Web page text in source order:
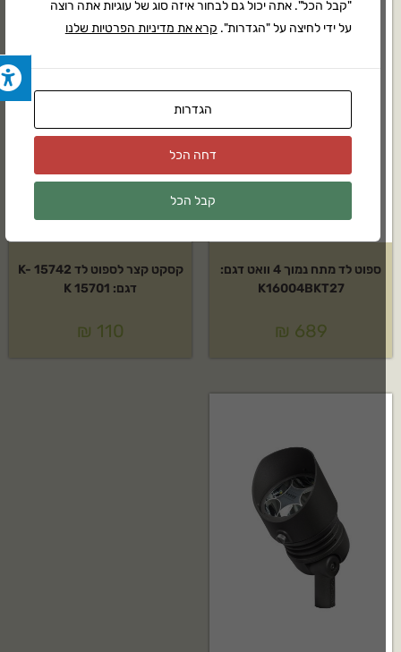
ספוט לד מתח נמוך 4 וואט דגם:
K16004BKT27
₪689
קסקט קצר לספוט לד K- 15742
דגם: K 15701
₪110
"קבל הכל". אתה יכול גם לבחור איזה סוג של עוגיות אתה רוצה
על ידי לחיצה על "הגדרות".קרא את מדיניות הפרטיות שלנו
הגדרות
דחה הכל
קבל הכל